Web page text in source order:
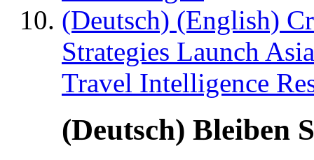
(Deutsch) (English)
Strategies Launch
Travel Intelligence
(Deutsch) Bleiben